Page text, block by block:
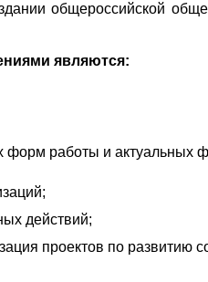
общероссийской
являются:
форм работы и актуальных
действий;
проектов по развитию